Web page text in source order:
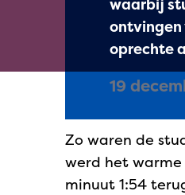
waarbij
ontvingen
oprechte
19
Zo waren de
werd het
minuut 1:54